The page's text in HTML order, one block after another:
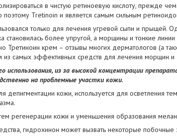
в чистую ретиноевую кислоту, прежде чем
Tretinoin и является самым сильным
только для лечения угревой сыпи и прыщей.
более упругой, а морщины и тонкие
Третиноин крем – отзывы многих дерматологов (а
самых эффективных средств для лечения морщин и
использования, из за высокой концентрации
на проблемные участки кожи.
депигментации кожи, используется для осветления
регенерации кожи и уменьшения образования
гидрохинон может вызвать некоторые